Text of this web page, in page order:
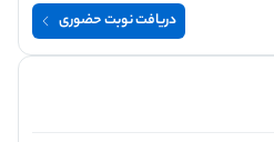
دریافت نوبت حضوری